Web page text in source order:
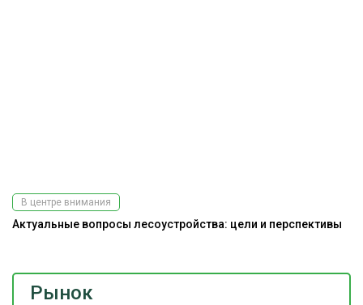
Рынок
В центре внимания
Актуальные вопросы лесоустройства: цели и перспективы